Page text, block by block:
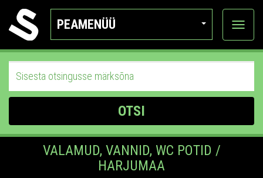
PEAMENÜÜ
Ava
OTSI
VALAMUD, VANNID, WC POTID /
HARJUMAA